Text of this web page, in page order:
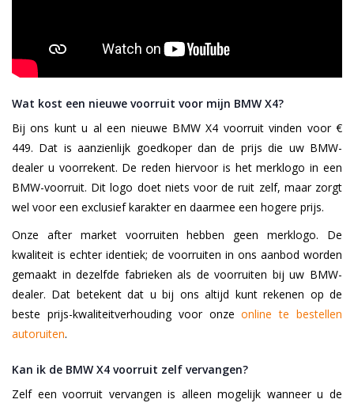
Wat kost een nieuwe voorruit voor mijn BMW X4?
Bij ons kunt u al een nieuwe BMW X4 voorruit vinden voor €
449. Dat is aanzienlijk goedkoper dan de prijs die uw BMW-
dealer u voorrekent. De reden hiervoor is het merklogo in een
BMW-voorruit. Dit logo doet niets voor de ruit zelf, maar zorgt
wel voor een exclusief karakter en daarmee een hogere prijs.
Onze after market voorruiten hebben geen merklogo. De
kwaliteit is echter identiek; de voorruiten in ons aanbod worden
gemaakt in dezelfde fabrieken als de voorruiten bij uw BMW-
dealer. Dat betekent dat u bij ons altijd kunt rekenen op de
beste prijs-kwaliteitverhouding voor onzeonline te bestellen
autoruiten.
Kan ik de BMW X4 voorruit zelf vervangen?
Zelf een voorruit vervangen is alleen mogelijk wanneer u de